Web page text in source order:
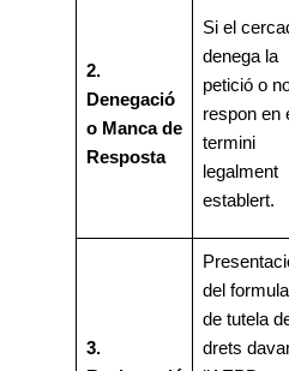
2.
Denegació
o Manca de
Resposta
Si el
denega la
petició o
respon en
termini
legalment
establert.
3.
del
de tutela
drets